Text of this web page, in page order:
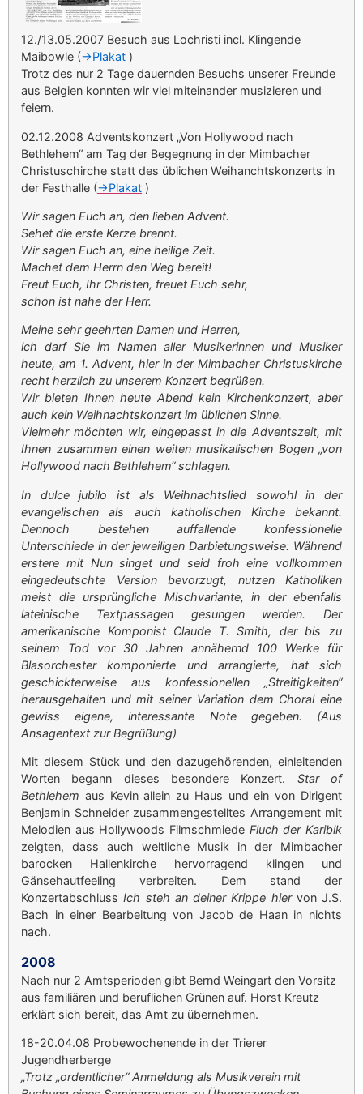
12./13.05.2007 Besuch aus Lochristi incl. Klingende
Maibowle (->Plakat )
Trotz des nur 2 Tage dauernden Besuchs unserer Freunde
aus Belgien konnten wir viel miteinander musizieren und
feiern.
02.12.2008 Adventskonzert „Von Hollywood nach
Bethlehem“ am Tag der Begegnung in der Mimbacher
Christuschirche statt des üblichen Weihanchtskonzerts in
der Festhalle (->Plakat )
Wir sagen Euch an, den lieben Advent.
Sehet die erste Kerze brennt.
Wir sagen Euch an, eine heilige Zeit.
Machet dem Herrn den Weg bereit!
Freut Euch, Ihr Christen, freuet Euch sehr,
schon ist nahe der Herr.
Meine sehr geehrten Damen und Herren,
ich darf Sie im Namen aller Musikerinnen und Musiker
heute, am 1. Advent, hier in der Mimbacher Christuskirche
recht herzlich zu unserem Konzert begrüßen.
Wir bieten Ihnen heute Abend kein Kirchenkonzert, aber
auch kein Weihnachtskonzert im üblichen Sinne.
Vielmehr möchten wir, eingepasst in die Adventszeit, mit
Ihnen zusammen einen weiten musikalischen Bogen „von
Hollywood nach Bethlehem“ schlagen.
In dulce jubilo ist als Weihnachtslied sowohl in der
evangelischen als auch katholischen Kirche bekannt.
Dennoch bestehen auffallende konfessionelle
Unterschiede in der jeweiligen Darbietungsweise: Während
erstere mit Nun singet und seid froh eine vollkommen
eingedeutschte Version bevorzugt, nutzen Katholiken
meist die ursprüngliche Mischvariante, in der ebenfalls
lateinische Textpassagen gesungen werden. Der
amerikanische Komponist Claude T. Smith, der bis zu
seinem Tod vor 30 Jahren annähernd 100 Werke für
Blasorchester komponierte und arrangierte, hat sich
geschickterweise aus konfessionellen „Streitigkeiten“
herausgehalten und mit seiner Variation dem Choral eine
gewiss eigene, interessante Note gegeben. (Aus
Ansagentext zur Begrüßung)
Mit diesem Stück und den dazugehörenden, einleitenden
Worten begann dieses besondere Konzert. Star of
Bethlehem aus Kevin allein zu Haus und ein von Dirigent
Benjamin Schneider zusammengestelltes Arrangement mit
Melodien aus Hollywoods Filmschmiede Fluch der Karibik
zeigten, dass auch weltliche Musik in der Mimbacher
barocken Hallenkirche hervorragend klingen und
Gänsehautfeeling verbreiten. Dem stand der
KonzertabschlussIch steh an deiner Krippe hier von J.S.
Bach in einer Bearbeitung von Jacob de Haan in nichts
nach.
2008
Nach nur 2 Amtsperioden gibt Bernd Weingart den Vorsitz
aus familiären und beruflichen Grünen auf. Horst Kreutz
erklärt sich bereit, das Amt zu übernehmen.
18-20.04.08 Probewochenende in der Trierer
Jugendherberge
„Trotz „ordentlicher“ Anmeldung als Musikverein mit